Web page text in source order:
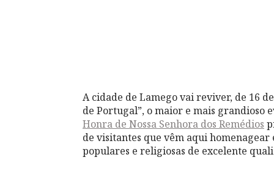
A cidade de Lamego vai reviver, de 16
de Portugal”, o maior e mais grandioso
Honra de Nossa Senhora dos Remédios
de visitantes que vêm aqui
populares e religiosas de excelente